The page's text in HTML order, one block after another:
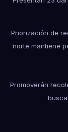
Priorización de
norte mantiene
Promoverán